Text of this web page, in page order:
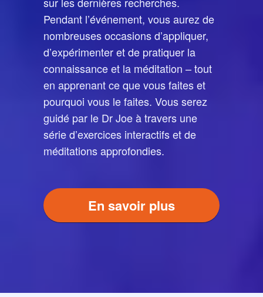
Pendant l’événement, vous aurez de
nombreuses occasions d’appliquer,
d’expérimenter et de pratiquer la
connaissance et la méditation – tout
en apprenant ce que vous faites et
pourquoi vous le faites. Vous serez
guidé par le Dr Joe à travers une
série d’exercices interactifs et de
méditations approfondies.
En savoir plus